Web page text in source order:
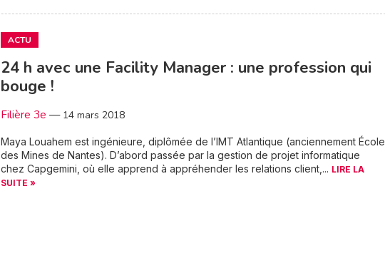
ACTU
24 h avec une Facility Manager : une profession qui
bouge !
Filière 3e — 14 mars 2018
Maya Louahem est ingénieure, diplômée de l’IMT Atlantique (anciennement École
des Mines de Nantes). D’abord passée par la gestion de projet informatique
chez Capgemini, où elle apprend à appréhender les relations client,... LIRE LA
SUITE »